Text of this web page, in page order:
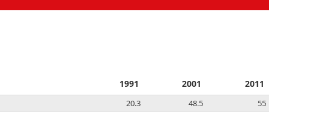
1991 2001 2011
20.3 48.5
55